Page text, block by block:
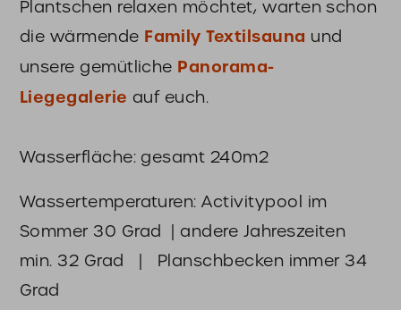
Plantschen relaxen möchtet, warten schon
die wärmende Family Textilsauna und
unsere gemütliche Panorama-
Liegegalerie auf euch.
Wasserfläche: gesamt 240m2
Wassertemperaturen: Activitypool im
Sommer 30 Grad | andere Jahreszeiten
min. 32 Grad | Planschbecken immer 34
Grad